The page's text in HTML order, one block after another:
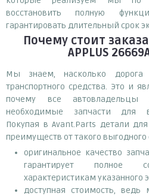
восстановить полную
гарантировать длительный срок
Почему стоит
APPLUS
Мы знаем, насколько дорога
транспортного средства. Это и
почему все автовладельцы
необходимые запчасти для
Покупая в Avant.Parts детали
преимуществ от такого выгодного
оригинальное качество
гарантирует полное
характеристикам указанного
доступная стоимость,